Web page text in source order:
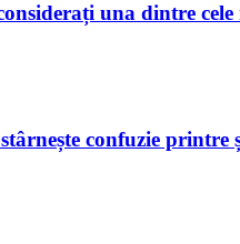
una dintre
confuzie